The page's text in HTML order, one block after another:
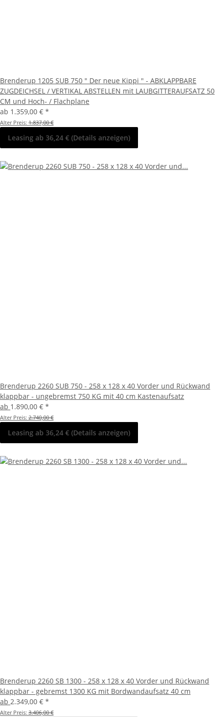
Brenderup 1205 SUB 750 " Der neue Kippi " - ABKLAPPBARE
ZUGDEICHSEL / VERTIKAL ABSTELLEN mit LAUBGITTERAUFSATZ 50
CM und Hoch- / Flachplane
ab 1.359,00 € *
Alter Preis: 1.837,00 €
Leasing ab 36,24 € (Details anzeigen)
Brenderup 2260 SUB 750 - 258 x 128 x 40 Vorder und Rückwand
klappbar - ungebremst 750 KG mit 40 cm Kastenaufsatz
ab 1.890,00 € *
Alter Preis: 2.740,00 €
Leasing ab 36,24 € (Details anzeigen)
Brenderup 2260 SB 1300 - 258 x 128 x 40 Vorder und Rückwand
klappbar - gebremst 1300 KG mit Bordwandaufsatz 40 cm
ab 2.349,00 € *
Alter Preis: 3.406,00 €